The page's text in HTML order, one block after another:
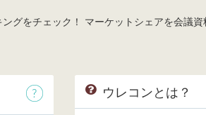
グをチェック！ マーケットシェアを会議
ウレコンとは？